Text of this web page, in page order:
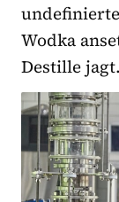
Wodka
Destille jagt.